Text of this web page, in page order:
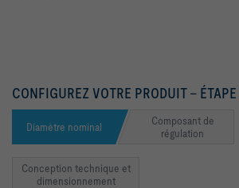
CONFIGUREZ VOTRE PRODUIT - ÉTAPE
Diamètre nominal
Composant de
régulation
Conception technique et
dimensionnement